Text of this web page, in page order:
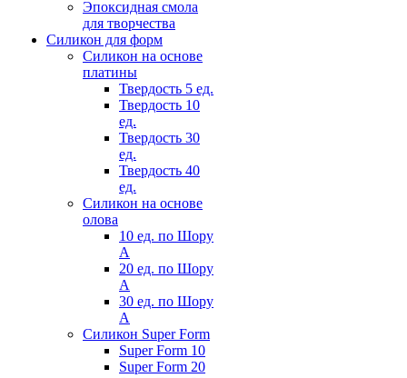
Эпоксидная смола
для творчества
Силикон для форм
Силикон на основе
платины
Твердость 5 ед.
Твердость 10
ед.
Твердость 30
ед.
Твердость 40
ед.
Силикон на основе
олова
10 ед. по Шору
А
20 ед. по Шору
А
30 ед. по Шору
А
Силикон Super Form
Super Form 10
Super Form 20